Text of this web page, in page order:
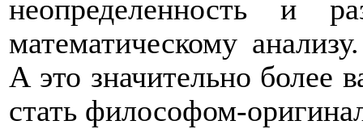
неопределенность и
математическому
А это значительно более
стать философом-